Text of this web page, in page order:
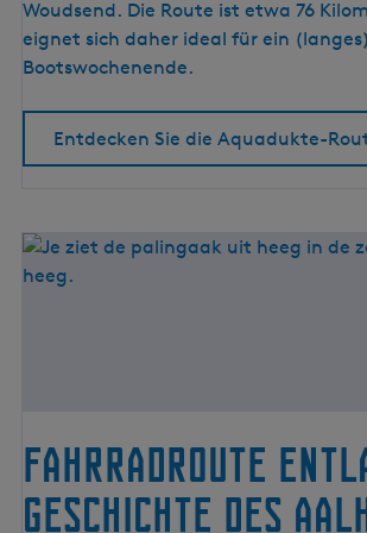
-
R
o
Woudsend. Die Route ist etwa 76
eignet sich daher ideal für ein (langes)
Bootswochenende.
Entdecken Sie die Aquadukte-
Fahrradroute
Geschichte des